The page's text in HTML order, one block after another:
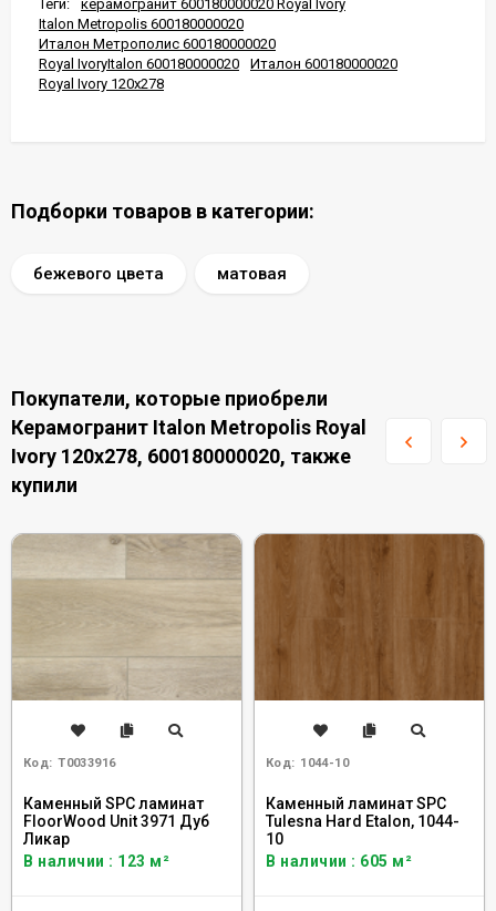
Теги:
керамогранит 600180000020 Royal Ivory
Italon Metropolis 600180000020
Италон Метрополис 600180000020
Royal IvoryItalon 600180000020
Италон 600180000020
Royal Ivory 120x278
Подборки товаров в категории:
бежевого цвета матовая
Покупатели, которые приобрели
Керамогранит Italon Metropolis Royal
Ivory 120x278, 600180000020, также
купили
Код: Т0033916
Каменный SPC ламинат
FloorWood Unit 3971 Дуб
Ликар
В наличии : 123 м²
Код: 1044-10
Каменный ламинат SPC
Tulesna Hard Etalon, 1044-
10
В наличии : 605 м²